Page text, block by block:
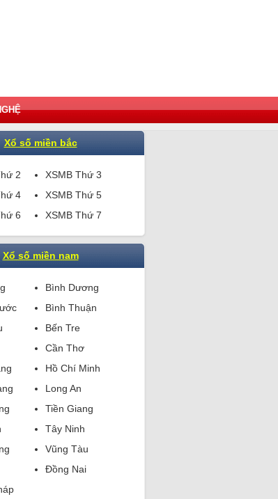
Xổ số miền bắc
2
XSMB Thứ 3
4
XSMB Thứ 5
6
XSMB Thứ 7
Xổ số miền nam
Bình Dương
Bình Thuận
Bến Tre
Cần Thơ
Hồ Chí Minh
Long An
Tiền Giang
Tây Ninh
Vũng Tàu
Đồng Nai